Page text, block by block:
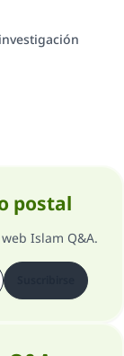
postal
Islam Q&A.